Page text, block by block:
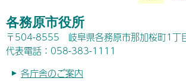
各務原市役所
〒504-8555 岐阜県各務原市那加桜町1丁
代表電話：058-383-1111
各庁舎のご案内